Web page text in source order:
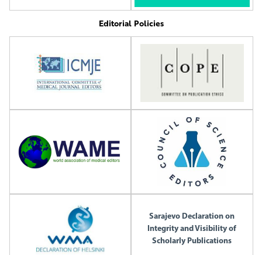
Editorial Policies
Sarajevo Declaration on
Integrity and Visibility of
Scholarly Publications